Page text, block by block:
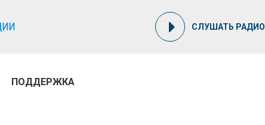
СЛУШАТЬ РАДИО
ПОДДЕРЖКА